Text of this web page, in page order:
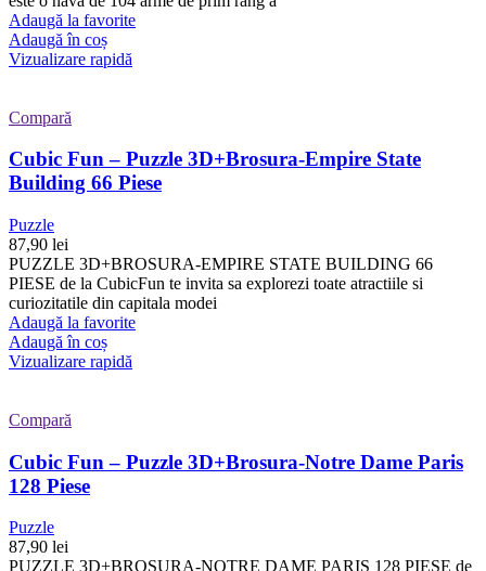
Adaugă la favorite
Adaugă în coș
Vizualizare rapidă
Compară
Cubic Fun – Puzzle 3D+Brosura-Empire State
Building 66 Piese
Puzzle
87,90 lei
PUZZLE 3D+BROSURA-EMPIRE STATE BUILDING 66
PIESE de la CubicFun te invita sa explorezi toate atractiile si
curiozitatile din capitala modei
Adaugă la favorite
Adaugă în coș
Vizualizare rapidă
Compară
Cubic Fun – Puzzle 3D+Brosura-Notre Dame Paris
128 Piese
Puzzle
87,90 lei
PUZZLE 3D+BROSURA-NOTRE DAME PARIS 128 PIESE de